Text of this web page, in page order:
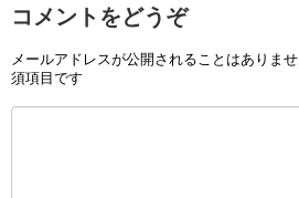
コメントをどうぞ
メールアドレスが公開されることはありませ
須項目です